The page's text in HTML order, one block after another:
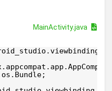
MainActivity.java